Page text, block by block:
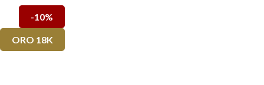
-10%
ORO 18K